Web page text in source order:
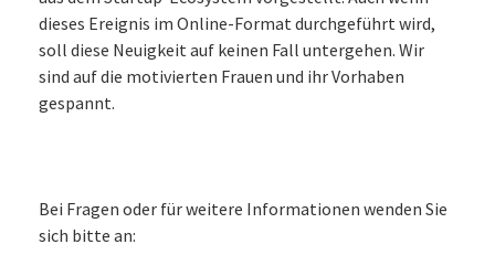
dieses Ereignis im Online-Format durchgeführt wird,
soll diese Neuigkeit auf keinen Fall untergehen. Wir
sind auf die motivierten Frauen und ihr Vorhaben
gespannt.
Bei Fragen oder für weitere Informationen wenden Sie
sich bitte an: